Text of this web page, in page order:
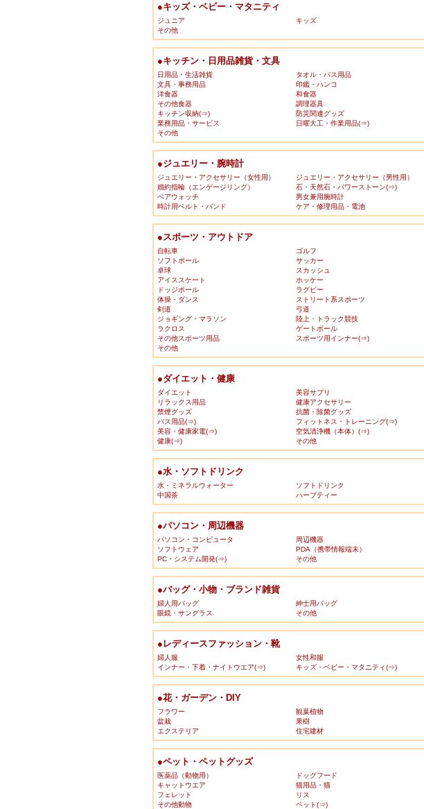
●キッズ・ベビー・マタニティ
ジュニア キッズ
その他
●キッチン・日用品雑貨・文具
日用品・生活雑貨 タオル・バス用品
文具・事務用品
印鑑・ハンコ
洋食器
和食器
その他食器
調理器具
キッチン収納(⇒)
防災関連グッズ
業務用品・サービス
日曜大工・作業用品(⇒)
その他
●ジュエリー・腕時計
ジュエリー・アクセサリー（女性用） ジュエリー・アクセサリー（男性用）
婚約指輪（エンゲージリング）
石・天然石・パワーストーン(⇒)
ペアウォッチ
男女兼用腕時計
時計用ベルト・バンド
ケア・修理用品・電池
●スポーツ・アウトドア
自転車 ゴルフ
ソフトボール
サッカー
卓球
スカッシュ
アイススケート
ホッケー
ドッジボール
ラグビー
体操・ダンス
ストリート系スポーツ
剣道
弓道
ジョギング・マラソン
陸上・トラック競技
ラクロス
ゲートボール
その他スポーツ用品
スポーツ用インナー(⇒)
その他
●ダイエット・健康
ダイエット 美容サプリ
リラックス用品
健康アクセサリー
禁煙グッズ
抗菌・除菌グッズ
バス用品(⇒)
フィットネス・トレーニング(⇒)
美容・健康家電(⇒)
空気清浄機（本体）(⇒)
健康(⇒)
その他
●水・ソフトドリンク
水・ミネラルウォーター ソフトドリンク
中国茶
ハーブティー
●パソコン・周辺機器
パソコン・コンピュータ 周辺機器
ソフトウェア
PDA（携帯情報端末）
PC・システム開発(⇒)
その他
●バッグ・小物・ブランド雑貨
婦人用バッグ 紳士用バッグ
眼鏡・サングラス
その他
●レディースファッション・靴
婦人服 女性和服
インナー・下着・ナイトウエア(⇒)
キッズ・ベビー・マタニティ(⇒)
●花・ガーデン・DIY
フラワー 観葉植物
盆栽
果樹
エクステリア
住宅建材
●ペット・ペットグッズ
医薬品（動物用） ドッグフード
キャットウエア
猫用品・猫
フェレット
リス
その他動物
ペット(⇒)